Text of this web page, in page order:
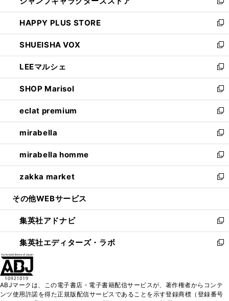
ィ
ン
ド
ウ
で
開
く
い
ウ
ィ
ン
ド
ウ
で
開
く
新
し
い
ウ
ィ
ン
ド
ウ
で
開
く
HAPPY PLUS STORE
新
し
い
ウ
ィ
ン
ド
ウ
で
開
く
SHUEISHA VOX
新
し
い
ウ
ィ
ン
ド
ウ
で
開
く
LEEマルシェ
新
し
い
ウ
ィ
ン
ド
ウ
で
開
く
SHOP Marisol
新
し
い
ウ
ィ
ン
ド
ウ
で
開
eclat premium
新
し
い
ウ
ィ
ン
ド
ウ
開
く
mirabella
新
し
い
ウ
ィ
ン
ウ
で
開
く
mirabella homme
新
し
い
ウ
ン
ド
ウ
で
zakka market
新
し
ウ
ィ
ン
ド
く
その他WEBサービス
集英社アドナビ
新
し
い
ド
ウ
集英社エディターズ・ラボ
新
ィ
ン
ABJマークは、この電子書店・電子書籍配信サービスが、著作権者からコンテ
ンツ使用許諾を得た正規版配信サービスであることを示す登録商標（登録番号